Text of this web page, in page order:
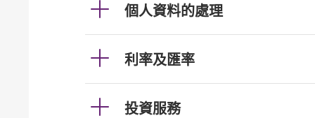
個人資料的處理
利率及匯率
投資服務